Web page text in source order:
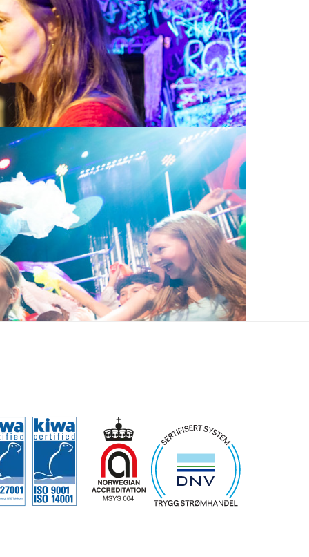
Dette gjør vi med stor glede, og vi ser på det